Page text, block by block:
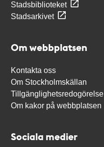
Stadsbiblioteket
Stadsarkivet
Om webbplatsen
Kontakta oss
Om Stockholmskällan
Tillgänglighetsredogörelse
Om kakor på webbplatsen
Sociala medier